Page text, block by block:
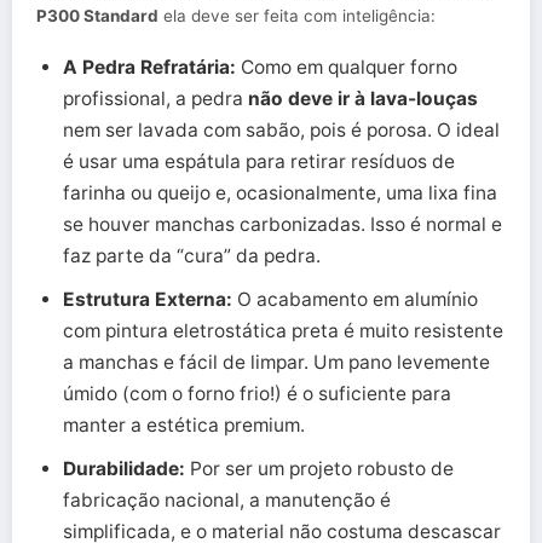
P300 Standard ela deve ser feita com inteligência:
A Pedra Refratária: Como em qualquer forno
profissional, a pedra não deve ir à lava-louças
nem ser lavada com sabão, pois é porosa. O ideal
é usar uma espátula para retirar resíduos de
farinha ou queijo e, ocasionalmente, uma lixa fina
se houver manchas carbonizadas. Isso é normal e
faz parte da “cura” da pedra.
Estrutura Externa: O acabamento em alumínio
com pintura eletrostática preta é muito resistente
a manchas e fácil de limpar. Um pano levemente
úmido (com o forno frio!) é o suficiente para
manter a estética premium.
Durabilidade: Por ser um projeto robusto de
fabricação nacional, a manutenção é
simplificada, e o material não costuma descascar